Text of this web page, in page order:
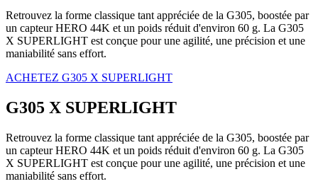
Retrouvez la forme classique tant appréciée de la G305, boostée par
un capteur HERO 44K et un poids réduit d'environ 60 g. La G305
X SUPERLIGHT est conçue pour une agilité, une précision et une
maniabilité sans effort.
ACHETEZ G305 X SUPERLIGHT
G305 X SUPERLIGHT
Retrouvez la forme classique tant appréciée de la G305, boostée par
un capteur HERO 44K et un poids réduit d'environ 60 g. La G305
X SUPERLIGHT est conçue pour une agilité, une précision et une
maniabilité sans effort.